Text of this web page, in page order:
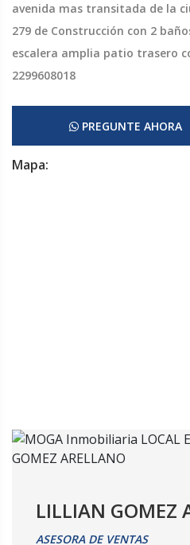
avenida mas transitada de la
279 de Construcción con 2
escalera amplia patio trasero
2299608018
PREGUNTE AHORA
Mapa:
LILLIAN GOMEZ
ASESORA DE VENTAS